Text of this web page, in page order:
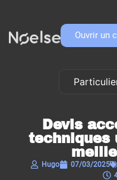
Ouvrir un
Devis
techniques
Hugo 07/03/2025